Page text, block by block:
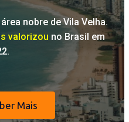
nobre de Vila Velha.
valorizou no Brasil em
Mais